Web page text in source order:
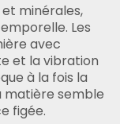
minérales,
Les
avec
et la vibration
à la fois la
matière semble
figée.